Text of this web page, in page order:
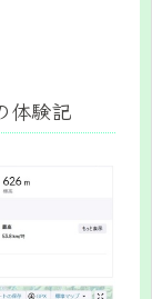
体験記